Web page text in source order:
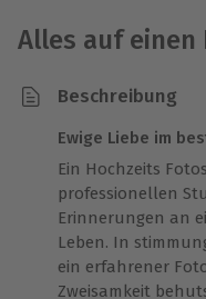
Alles auf einen
Beschreibung
Ewige Liebe im
Ein Hochzeits
professionellen
Erinnerungen an
Leben. In
ein erfahrener
Zweisamkeit